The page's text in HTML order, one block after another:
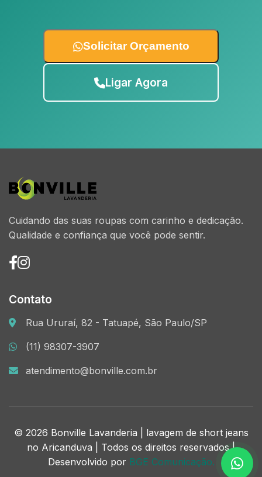
Solicitar Orçamento
Ligar Agora
Cuidando das suas roupas com carinho e dedicação.
Qualidade e confiança que você pode sentir.
Contato
Rua Ururaí, 82 - Tatuapé, São Paulo/SP
(11) 98307-3907
atendimento@bonville.com.br
© 2026 Bonville Lavanderia | lavagem de short jeans
no Aricanduva | Todos os direitos reservados |
Desenvolvido por BGE Comunicação.